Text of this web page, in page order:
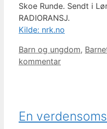
Skoe Runde. Sendt i
RADIORANSJ.
Kilde: nrk.no
Kategorier
Barn og ungdom,
kommentar
En